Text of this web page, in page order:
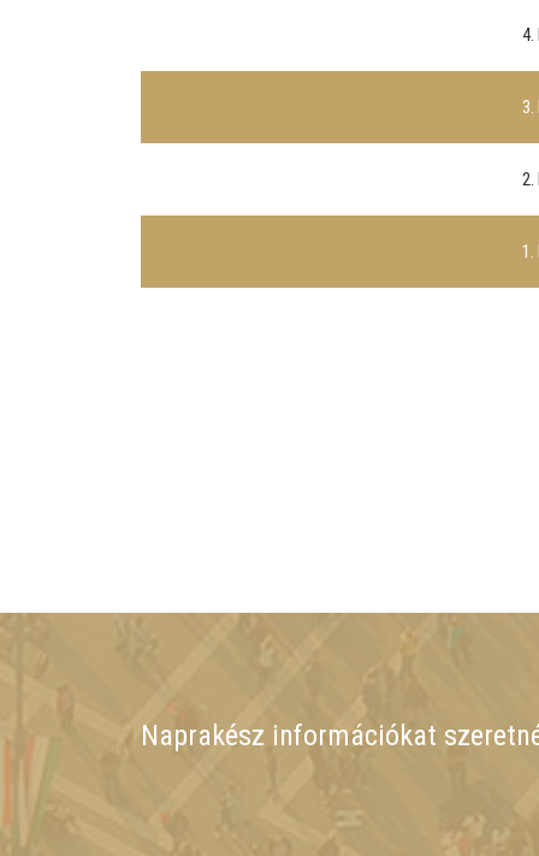
4.
3.
2.
1.
Naprakész információkat